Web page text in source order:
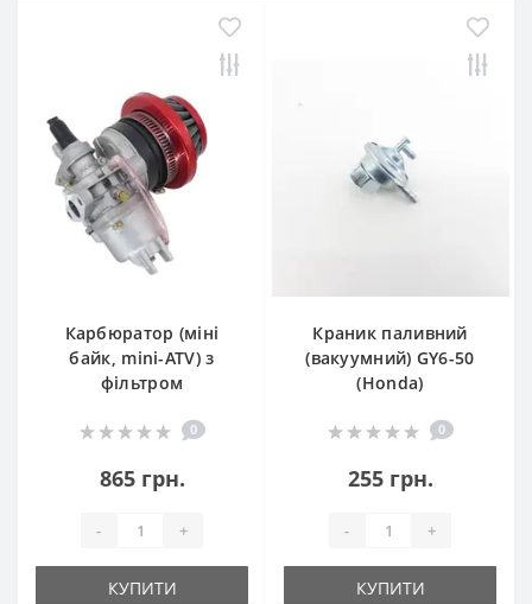
Карбюратор (міні
байк, mini-ATV) з
фільтром
0
865 грн.
- +
КУПИТИ
Краник паливний
(вакуумний) GY6-50
(Honda)
0
255 грн.
- +
КУПИТИ